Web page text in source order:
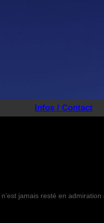
Infos / Contact
jamais resté en admiration